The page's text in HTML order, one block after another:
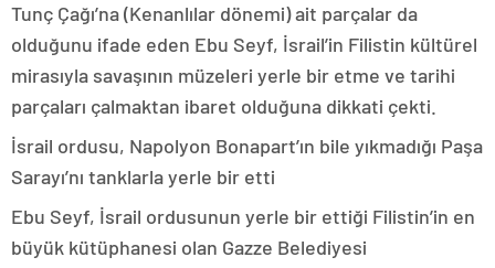
Tunç Çağı’na (Kenanlılar dönemi) ait parçalar da
olduğunu ifade eden Ebu Seyf, İsrail’in Filistin kültürel
mirasıyla savaşının müzeleri yerle bir etme ve tarihi
parçaları çalmaktan ibaret olduğuna dikkati çekti.
İsrail ordusu, Napolyon Bonapart’ın bile yıkmadığı Paşa
Sarayı’nı tanklarla yerle bir etti
Ebu Seyf, İsrail ordusunun yerle bir ettiği Filistin’in en
büyük kütüphanesi olan Gazze Belediyesi